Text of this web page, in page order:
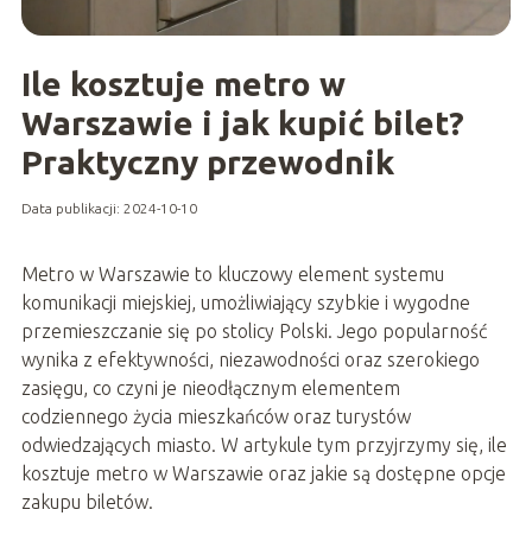
Ile kosztuje metro w
Warszawie i jak kupić bilet?
Praktyczny przewodnik
Data publikacji: 2024-10-10
Metro w Warszawie to kluczowy element systemu
komunikacji miejskiej, umożliwiający szybkie i wygodne
przemieszczanie się po stolicy Polski. Jego popularność
wynika z efektywności, niezawodności oraz szerokiego
zasięgu, co czyni je nieodłącznym elementem
codziennego życia mieszkańców oraz turystów
odwiedzających miasto. W artykule tym przyjrzymy się, ile
kosztuje metro w Warszawie oraz jakie są dostępne opcje
zakupu biletów.